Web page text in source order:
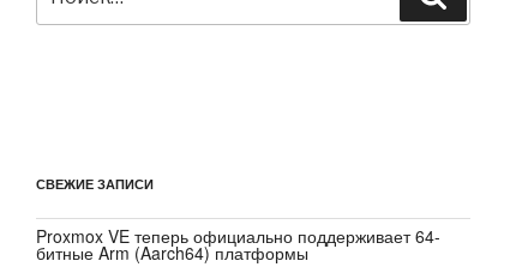
СВЕЖИЕ ЗАПИСИ
Proxmox VE теперь официально поддерживает 64-
битные Arm (Aarch64) платформы